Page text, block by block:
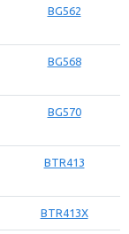
BG562
BG568
BG570
BTR413
BTR413X